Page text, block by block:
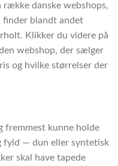
række danske webshops,
finder blandt andet
Klikker du videre på
webshop, der sælger
og hvilke størrelser der
fremmest kunne holde
fyld — dun eller syntetisk
skal have tapede